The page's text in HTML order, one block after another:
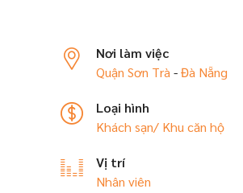
Nơi làm việc
Quận Sơn Trà -Đà Nẵng
Loại hình
Khách sạn/ Khu căn hộ
Vị trí
Nhân viên